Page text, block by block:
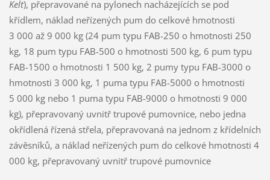
Kelt), přepravované na pylonech nacházejících se pod
křídlem, náklad neřízených pum do celkové hmotnosti
3 000 až 9 000 kg (24 pum typu FAB-250 o hmotnosti 250
kg, 18 pum typu FAB-500 o hmotnosti 500 kg, 6 pum typu
FAB-1500 o hmotnosti 1 500 kg, 2 pumy typu FAB-3000 o
hmotnosti 3 000 kg, 1 puma typu FAB-5000 o hmotnosti
5 000 kg nebo 1 puma typu FAB-9000 o hmotnosti 9 000
kg), přepravovaný uvnitř trupové pumovnice, nebo jedna
okřídlená řízená střela, přepravovaná na jednom z křídelních
závěsníků, a náklad neřízených pum do celkové hmotnosti 4
000 kg, přepravovaný uvnitř trupové pumovnice